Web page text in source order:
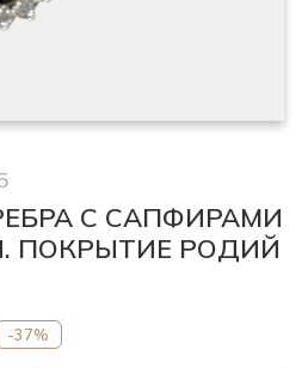
С САПФИРАМИ
ПОКРЫТИЕ РОДИЙ
-37%